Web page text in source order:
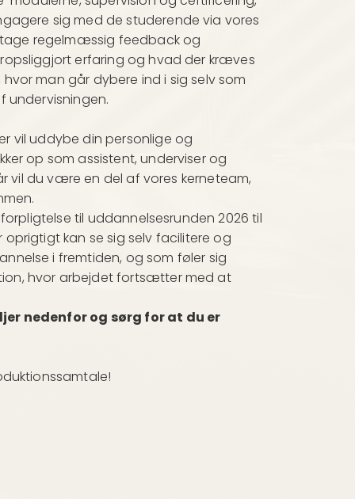
sig med de studerende via vores
regelmæssig feedback og
erfaring og hvad der kræves
man går dybere ind i sig selv som
undervisningen.
vil uddybe din personlige og
op som assistent, underviser og
vil du være en del af vores kerneteam,
til uddannelsesrunden 2026 til
kan se sig selv facilitere og
i fremtiden, og som føler sig
hvor arbejdet fortsætter med at
nedenfor og sørg for at du er